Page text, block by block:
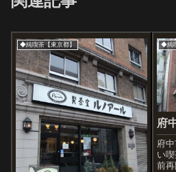
◆純喫茶【東京都】 ◆純
府
府
い
前